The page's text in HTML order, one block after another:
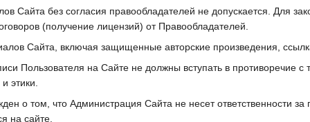
Сайта без согласия правообладателей не допускается. Для
(получение лицензий) от Правообладателей.
Сайта, включая защищенные авторские произведения,
Пользователя на Сайте не должны вступать в противоречие с
этики.
о том, что Администрация Сайта не несет ответственности
на сайте.